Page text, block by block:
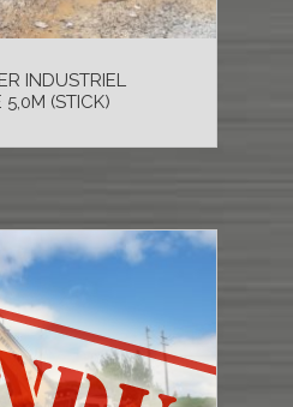
INDUSTRIEL
5,0M (STICK)